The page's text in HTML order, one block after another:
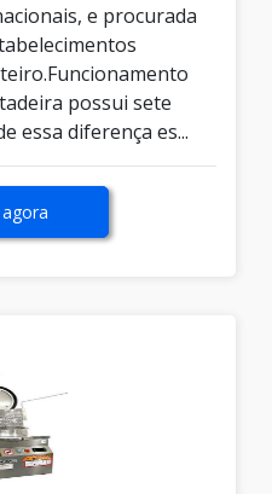
e procurada
possui sete
essa diferença es...